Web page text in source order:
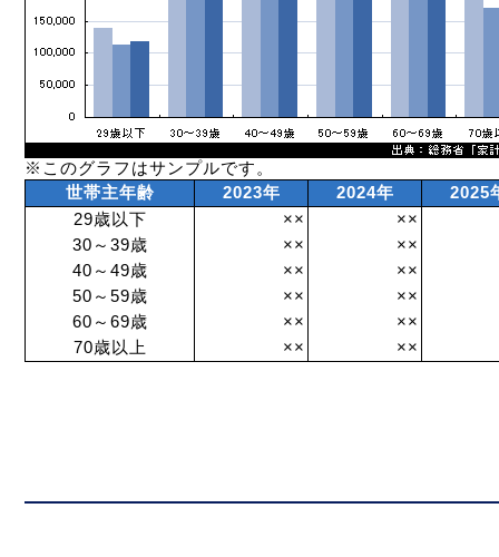
※このグラフはサンプルです。
世帯主年齢
2023年 2024年
2025
29歳以下
××
××
30～39歳
××
××
40～49歳
××
××
50～59歳
××
××
60～69歳
××
××
70歳以上
×× ××